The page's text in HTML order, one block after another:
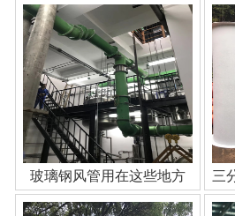
玻璃钢风管用在这些地方